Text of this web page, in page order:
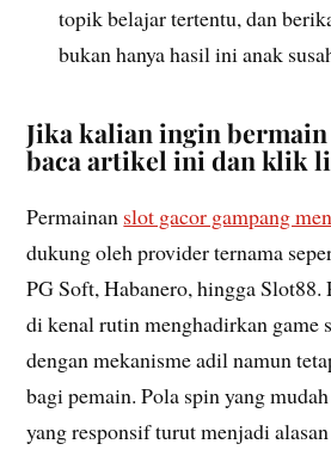
topik belajar tertentu, dan
bukan hanya hasil ini anak
Jika kalian ingin bermain
baca artikel ini dan klik
Permainan slot gacor gampang
dukung oleh provider ternama
PG Soft, Habanero, hingga
di kenal rutin menghadirkan game
dengan mekanisme adil namun
bagi pemain. Pola spin yang
yang responsif turut menjadi